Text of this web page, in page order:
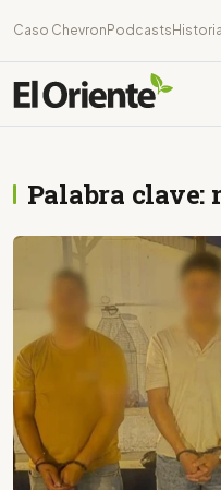
Caso Chevron Podcasts
Palabra clave: